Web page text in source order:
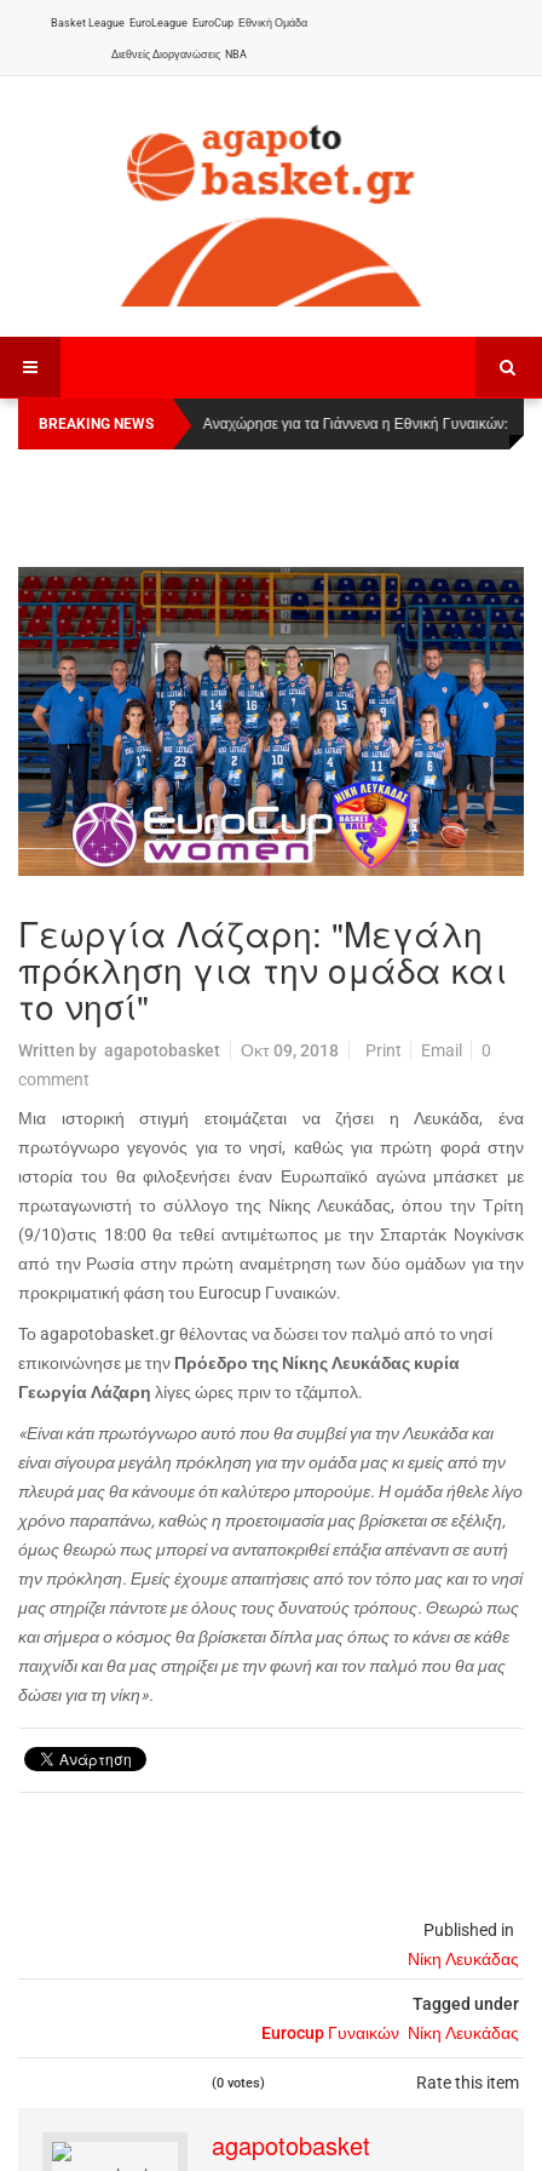
Basket League EuroLeague EuroCup Εθνική Ομάδα
Διεθνείς Διοργανώσεις NBA
BREAKING NEWS
Οι Πάνθηρες Καβάλας στην Women Basketball
League 1
Αναχώρησε για τα Γιάννενα η Εθνική Γυναικών:
Γεωργία Λάζαρη: "Μεγάλη
πρόκληση για την ομάδα και
το νησί"
Written by agapotobasket Οκτ 09, 2018 Print Email
0
comment
Published in
Νίκη Λευκάδας
Tagged under
Eurocup Γυναικών Νίκη Λευκάδας
Rate this item
(0 votes)
Μια ιστορική στιγμή ετοιμάζεται να ζήσει η Λευκάδα, ένα
πρωτόγνωρο γεγονός για το νησί, καθώς για πρώτη φορά στην
ιστορία του θα φιλοξενήσει έναν Ευρωπαϊκό αγώνα μπάσκετ με
πρωταγωνιστή το σύλλογο της Νίκης Λευκάδας, όπου την Τρίτη
(9/10)στις 18:00 θα τεθεί αντιμέτωπος με την Σπαρτάκ Νογκίνσκ
από την Ρωσία στην πρώτη αναμέτρηση των δύο ομάδων για την
προκριματική φάση του Eurocup Γυναικών.
Τοagapotobasket.grθέλοντας να δώσει τον παλμό από το νησί
επικοινώνησε με την Πρόεδρο της Νίκης Λευκάδας κυρία
Γεωργία Λάζαρη λίγες ώρες πριν το τζάμπολ.
«Είναι κάτι πρωτόγνωρο αυτό που θα συμβεί για την Λευκάδα και
είναι σίγουρα μεγάλη πρόκληση για την ομάδα μας κι εμείς από την
πλευρά μας θα κάνουμε ότι καλύτερο μπορούμε. Η ομάδα ήθελε λίγο
χρόνο παραπάνω, καθώς η προετοιμασία μας βρίσκεται σε εξέλιξη,
όμως θεωρώ πως μπορεί να ανταποκριθεί επάξια απέναντι σε αυτή
την πρόκληση. Εμείς έχουμε απαιτήσεις από τον τόπο μας και το νησί
μας στηρίζει πάντοτε με όλους τους δυνατούς τρόπους. Θεωρώ πως
και σήμερα ο κόσμος θα βρίσκεται δίπλα μας όπως το κάνει σε κάθε
παιχνίδι και θα μας στηρίξει με την φωνή και τον παλμό που θα μας
δώσει για τη νίκη».
agapotobasket